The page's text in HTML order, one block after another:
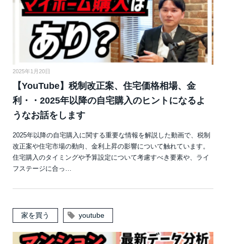
2025年1月20日
【YouTube】税制改正案、住宅価格相場、金
利・・2025年以降の自宅購入のヒントになるよ
うなお話をします
2025年以降の自宅購入に関する重要な情報を解説した動画で、税制
改正案や住宅市場の動向、金利上昇の影響について触れています。
住宅購入のタイミングや予算設定について考慮すべき要素や、ライ
フステージに合っ…
家を買う youtube